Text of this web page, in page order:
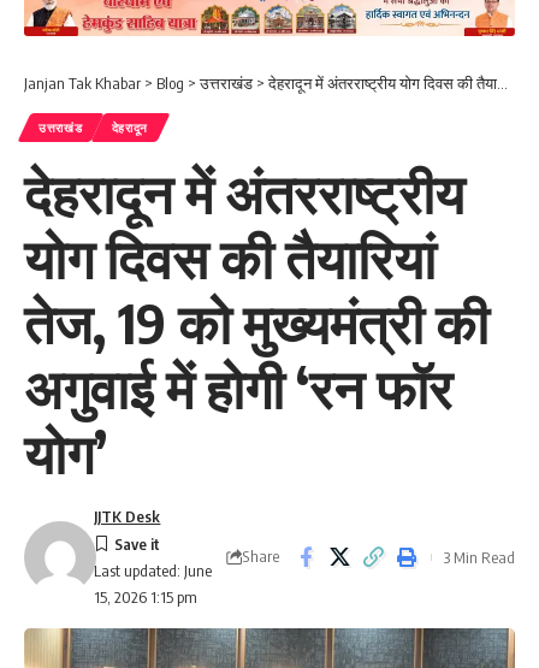
Janjan Tak Khabar > Blog >उत्तराखंड >देहरादून में अंतरराष्ट्रीय योग दिवस की तैयारियां तेज, 19 को मुख्यमंत्री की अगुवाई में होगी ‘रन फॉर योग’
उत्तराखंड देहरादून
देहरादून में अंतरराष्ट्रीय
योग दिवस की तैयारियां
तेज, 19 को मुख्यमंत्री की
अगुवाई में होगी ‘रन फॉर
योग’
Last updated: June
15, 2026 1:15 pm
JJTK Desk
Share 3 Min Read